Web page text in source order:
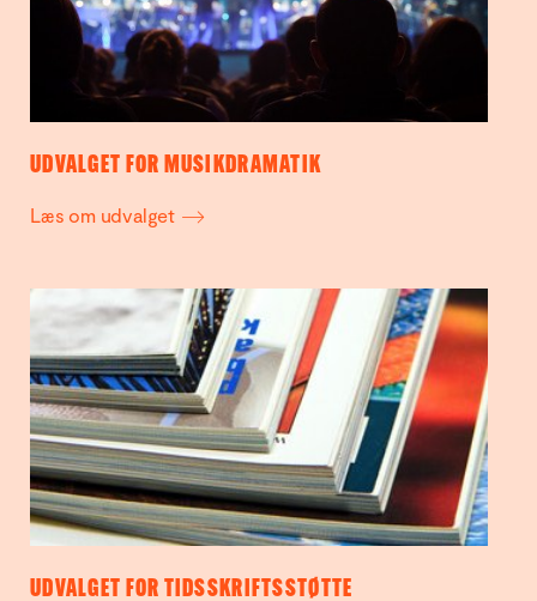
UDVALGET FOR MUSIKDRAMATIK
Læs om udvalget
UDVALGET FOR TIDSSKRIFTSSTØTTE